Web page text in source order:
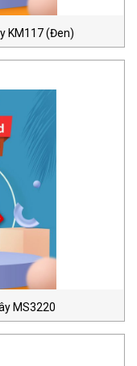
KM117 (Đen)
MS3220